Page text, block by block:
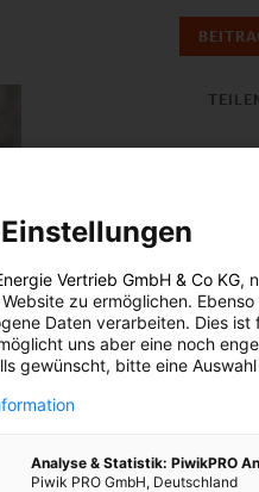
Vertrieb GmbH & Co KG,
zu ermöglichen.
Daten verarbeiten. Dies
uns aber eine noch
gewünscht, bitte eine
Analyse & Statistik: PiwikPRO
Piwik PRO GmbH, Deutschland